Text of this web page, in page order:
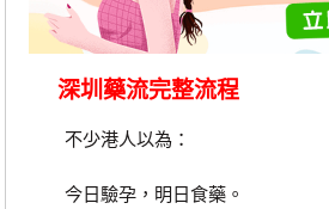
深圳藥流完整流程
不少港人以為：
今日驗孕，明日食藥。